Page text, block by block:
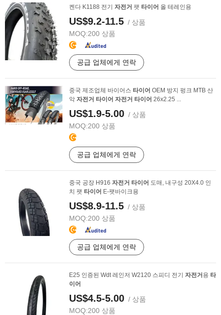
켄다 K1188 전기 자전거 팻 타이어 올 테레인용
US$9.2-11.5 / 상품
MOQ:200 상품
공급 업체에게 연락
중국 제조업체 바이어스 타이어 OEM 방지 펑크 MTB 산
악 자전거 타이어 자전거 타이어 26x2.25 ...
US$1.9-5.00 / 상품
MOQ:200 상품
공급 업체에게 연락
중국 공장 H916 자전거 타이어 도매, 내구성 20X4.0 인
치 팻 타이어 E-팻바이크용
US$8.9-11.5 / 상품
MOQ:200 상품
공급 업체에게 연락
E25 인증된 Wdt 레인저 W2120 스피디 전기 자전거 용 타
이어
US$4.5-5.00 / 상품
MOQ:200 상품